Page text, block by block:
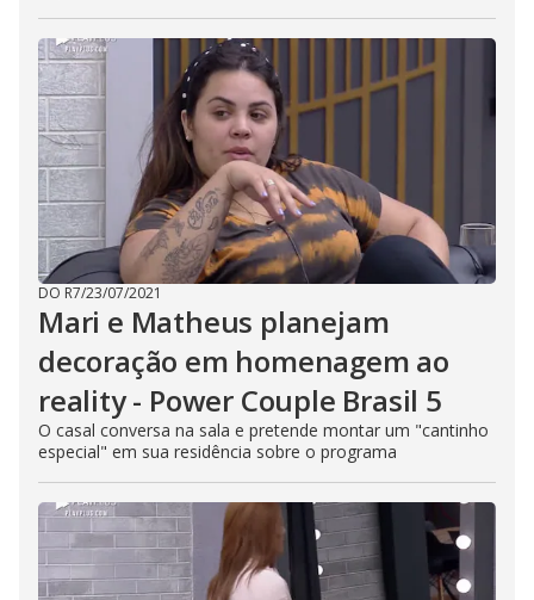
DO R7/23/07/2021
Mari e Matheus planejam
decoração em homenagem ao
reality - Power Couple Brasil 5
O casal conversa na sala e pretende montar um "cantinho
especial" em sua residência sobre o programa